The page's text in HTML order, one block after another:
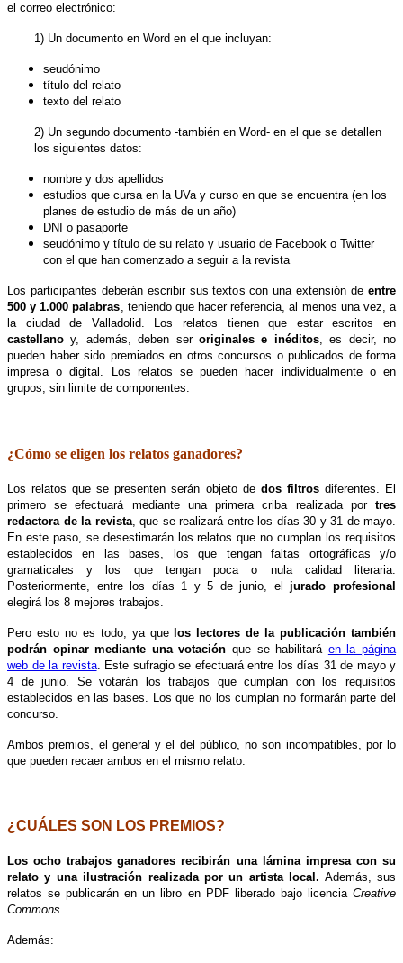
el correo electrónico:
1) Un documento en Word en el que incluyan:
seudónimo
título del relato
texto del relato
2) Un segundo documento -también en Word- en el que se detallen
los siguientes datos:
nombre y dos apellidos
estudios que cursa en la UVa y curso en que se encuentra (en los
planes de estudio de más de un año)
DNI o pasaporte
seudónimo y título de su relato y usuario de Facebook o Twitter
con el que han comenzado a seguir a la revista
Los participantes deberán escribir sus textos con una extensión de entre
500 y 1.000 palabras, teniendo que hacer referencia, al menos una vez, a
la ciudad de Valladolid. Los relatos tienen que estar escritos en
castellano y, además, deben ser originales e inéditos, es decir, no
pueden haber sido premiados en otros concursos o publicados de forma
impresa o digital. Los relatos se pueden hacer individualmente o en
grupos, sin limite de componentes.
¿Cómo se eligen los relatos ganadores?
Los relatos que se presenten serán objeto de dos filtrosdiferentes. El
primero se efectuará mediante una primera criba realizada por tres
redactora de la revista, que se realizará entre los días 30 y 31 de mayo.
En este paso, se desestimarán los relatos que no cumplan los requisitos
establecidos en las bases, los que tengan faltas ortográficas y/o
gramaticales y los que tengan poca o nula calidad literaria.
Posteriormente, entre los días 1 y 5 de junio, el jurado profesional
elegirá los 8 mejores trabajos.
Pero esto no es todo, ya quelos lectores de la publicación también
podrán opinar mediante una votación que se habilitará en la página
web de la revista. Este sufragio se efectuará entre los días 31 de mayo y
4 de junio. Se votarán los trabajos que cumplan con los requisitos
establecidos en las bases. Los que no los cumplan no formarán parte del
concurso.
Ambos premios, el general y el del público, no son incompatibles, por lo
que pueden recaer ambos en el mismo relato.
¿CUÁLES SON LOS PREMIOS?
Los ocho trabajos ganadores recibirán una lámina impresa con su
relato y una ilustración realizada por un artista local. Además, sus
relatos se publicarán en un libro en PDF liberado bajo licencia Creative
Commons.
Además: